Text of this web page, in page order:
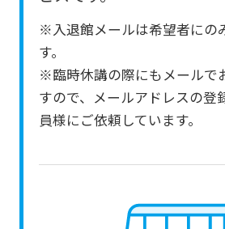
※入退館メールは希望者にの
す。
※臨時休講の際にもメールで
すので、メールアドレスの登
員様にご依頼しています。
ask
that
fully
this